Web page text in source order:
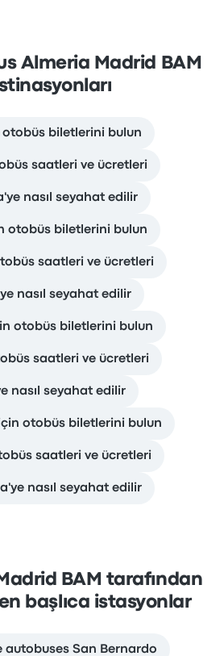
Almeria Madrid BAM
otobüs biletlerini bulun
saatleri ve ücretleri
nasıl seyahat edilir
otobüs biletlerini bulun
saatleri ve ücretleri
nasıl seyahat edilir
otobüs biletlerini bulun
saatleri ve ücretleri
nasıl seyahat edilir
otobüs biletlerini bulun
saatleri ve ücretleri
nasıl seyahat edilir
BAM tarafından
başlıca istasyonlar
autobuses San Bernardo